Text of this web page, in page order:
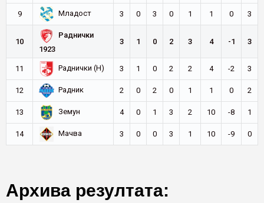
9 Младост 3 0 3 0 1 1 0 3
10
Раднички
1923
3 1 0 2 3 4 -1 3
11 Раднички (Н) 3 1 0 2 2 4 -2 3
12 Радник 2 0 2 0 1 1 0 2
13 Земун 4 0 1 3 2 10 -8 1
14 Мачва 3 0 0 3 1 10 -9 0
Архива резултата: